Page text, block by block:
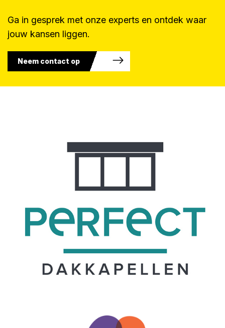
Ga in gesprek met onze experts en ontdek waar
jouw kansen liggen.
Neem contact op